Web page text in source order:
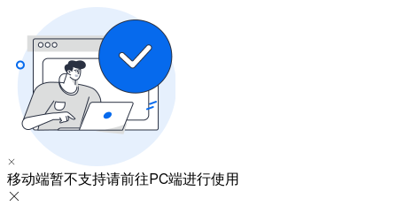
移动端暂不支持请前往PC端进行使用